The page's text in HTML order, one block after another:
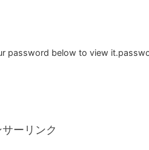
password below to view
ーリンク